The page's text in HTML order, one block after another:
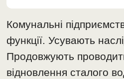
Комунальні
функції. Усувають
Продовжують
відновлення сталого